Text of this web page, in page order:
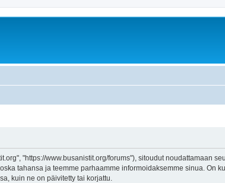
"https://www.busanistit.org/forums"), sitoudut noudattamaan
tahansa ja teemme parhaamme informoidaksemme sinua. On
kuin ne on päivitetty tai korjattu.